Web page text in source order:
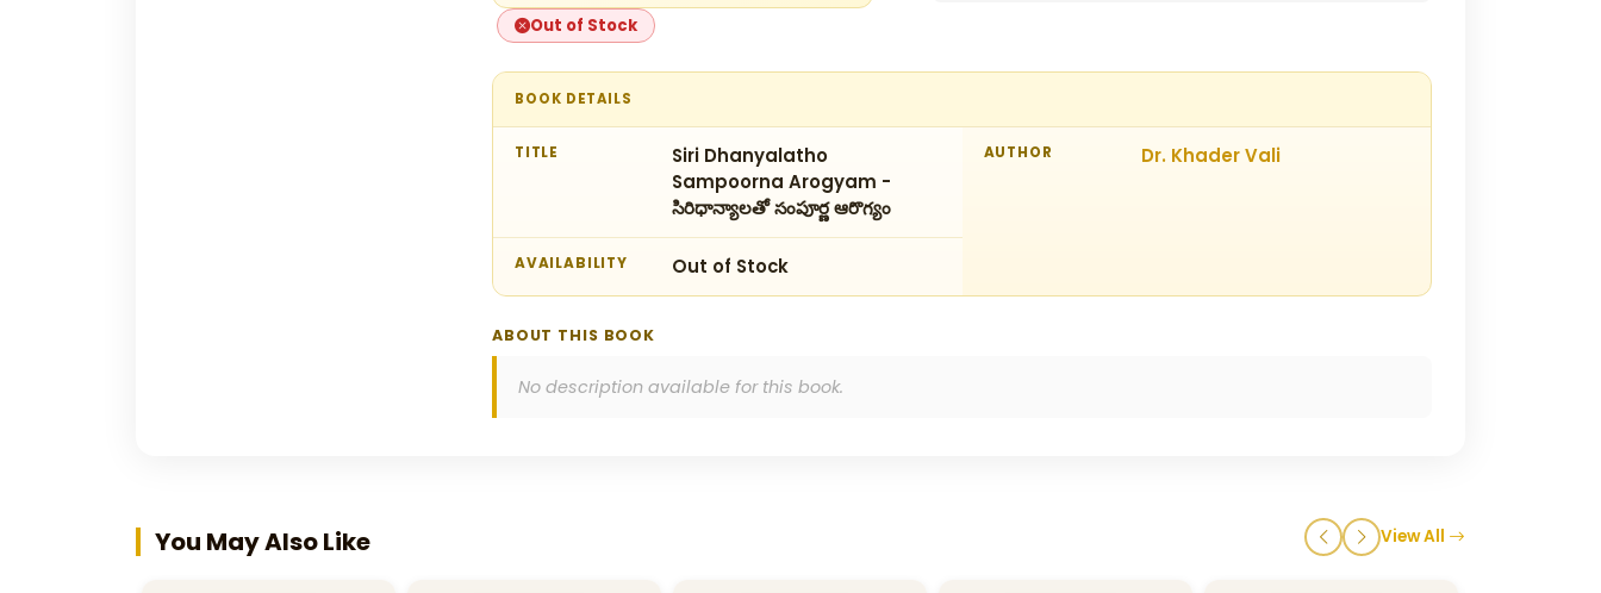
Out of Stock
BOOK DETAILS
TITLE
Siri Dhanyalatho
Sampoorna Arogyam -
సిరిధాన్యాలతో సంపూర్ణ ఆరొగ్యం
AUTHOR Dr. Khader Vali
AVAILABILITY Out of Stock
ABOUT THIS BOOK
No description available for this book.
You May Also Like View All